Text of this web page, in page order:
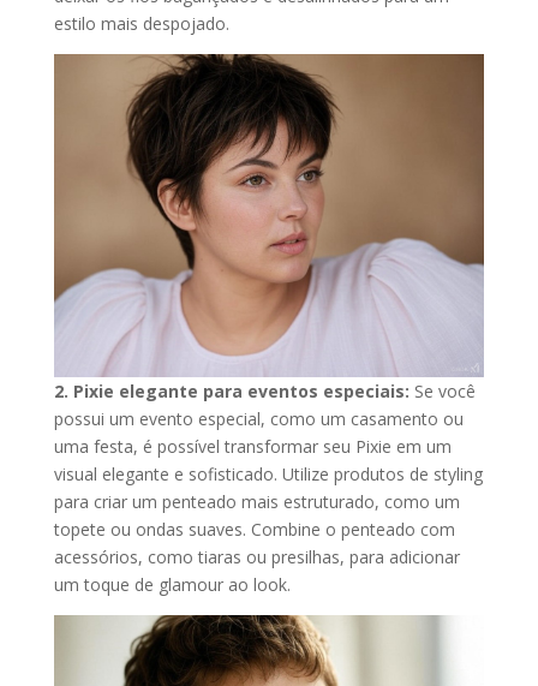
estilo mais despojado.
2. Pixie elegante para eventos especiais: Se você
possui um evento especial, como um casamento ou
uma festa, é possível transformar seu Pixie em um
visual elegante e sofisticado. Utilize produtos de styling
para criar um penteado mais estruturado, como um
topete ou ondas suaves. Combine o penteado com
acessórios, como tiaras ou presilhas, para adicionar
um toque de glamour ao look.